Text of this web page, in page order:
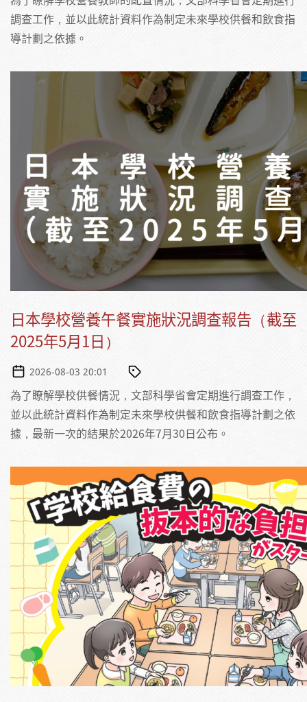
調查工作，並以此統計資料作為制定未來學校供餐和飲食指
導計劃之依據。
日本學校營養午餐實施狀況調查報告（截至
2025年5月1日）
2026-08-03 20:01
為了瞭解學校供餐情況，文部科學省會定期進行調查工作，
並以此統計資料作為制定未來學校供餐和飲食指導計劃之依
據，最新一次的結果於2026年7月30日公布。